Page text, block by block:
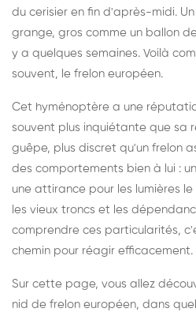
du cerisier en fin d'après-midi.
grange, gros comme un ballon
y a quelques semaines. Voilà
souvent, le frelon européen.
Cet hyménoptère a une
souvent plus inquiétante que sa
guêpe, plus discret qu'un frelon
des comportements bien à lui :
une attirance pour les lumières
les vieux troncs et les
comprendre ces particularités,
chemin pour réagir efficacement.
Sur cette page, vous allez
nid de frelon européen, dans